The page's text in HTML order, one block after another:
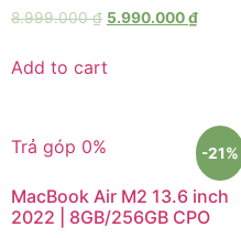
8.999.000₫ 5.990.000₫
Add to cart
Trả góp 0% -21%
MacBook Air M2 13.6 inch
2022 | 8GB/256GB CPO